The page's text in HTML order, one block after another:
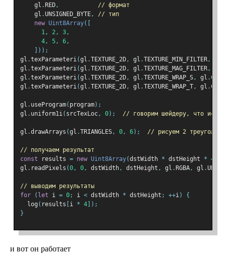
    gl
. RED,
// формат
    gl
.UNSIGNED_BYTE,
// тип
new Uint8Array([
1, 2, 3,
4, 5, 6,
]));
gl .texParameteri(gl .TEXTURE_2D, gl .TEXTURE_MIN_FILTER,
gl .texParameteri(gl .TEXTURE_2D, gl .TEXTURE_MAG_FILTER,
gl .texParameteri(gl .TEXTURE_2D, gl .TEXTURE_WRAP_S, gl .
gl .texParameteri(gl .TEXTURE_2D, gl .TEXTURE_WRAP_T, gl .
gl . useProgram( program);
gl . uniform1i( srcTexLoc, 0); // говорим шейдеру, что
gl .drawArrays (gl .TRIANGLES, 0, 6); // рисуем 2
// получаем результат
const results = new Uint8Array(dstWidth * dstHeight * 4
gl . readPixels (0, 0, dstWidth, dstHeight , gl . RGBA, gl .
// выводим результаты
for
( let i = 0; i < dstWidth * dstHeight ; ++i)
{
  log
( results i * 4 ]);
}
и вот он работает